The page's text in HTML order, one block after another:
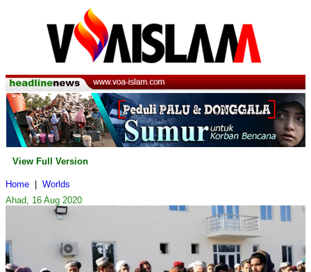
View Full Version
Home
Worlds
Ahad, 16 Aug 2020